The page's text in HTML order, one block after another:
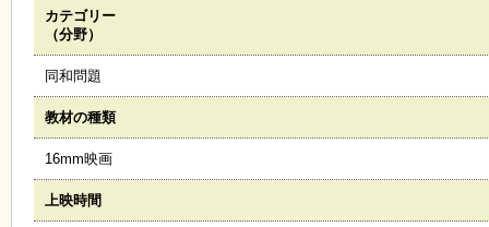
設
約
い
カテゴリー
（分野）
同和問題
教材の種類
16mm映画
上映時間